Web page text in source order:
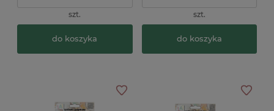
szt.
do koszyka
szt.
do koszyka